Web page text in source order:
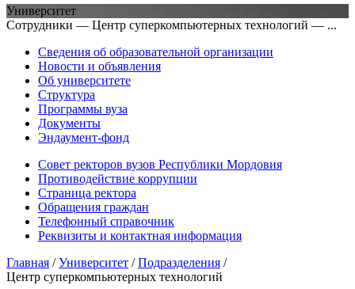
Университет
Сотрудники — Центр суперкомпьютерных технологий — ...
Сведения об образовательной организации
Новости и объявления
Об университете
Структура
Программы вуза
Документы
Эндаумент-фонд
Совет ректоров вузов Республики Мордовия
Противодействие коррупции
Страница ректора
Обращения граждан
Телефонный справочник
Реквизиты и контактная информация
Главная /Университет /Подразделения /
Центр суперкомпьютерных технологий